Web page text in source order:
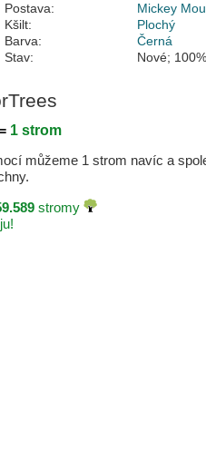
Postava:
Mickey
Kšilt:
Plochý
Barva:
Černá
Stav:
Nové;
1 strom
můžeme 1 strom navíc a
stromy